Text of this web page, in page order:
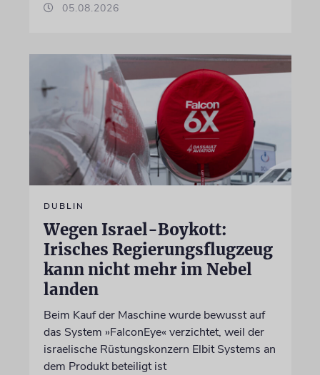
05.08.2026
DUBLIN
Wegen Israel-Boykott:
Irisches Regierungsflugzeug
kann nicht mehr im Nebel
landen
Beim Kauf der Maschine wurde bewusst auf
das System »FalconEye« verzichtet, weil der
israelische Rüstungskonzern Elbit Systems an
dem Produkt beteiligt ist